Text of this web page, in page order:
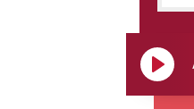
Play